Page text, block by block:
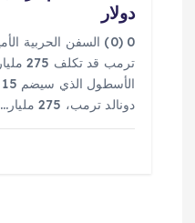
دولار
0 (0) السفن الحربية
ترمب
دونالد ترمب، 275 مليار…